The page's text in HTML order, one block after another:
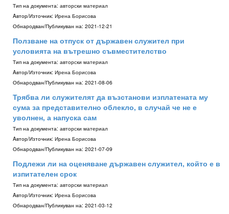
Тип на документа: авторски материал
Aвтор/Източник: Ирена Борисова
Обнародван/Публикуван на: 2021-12-21
Ползване на отпуск от държавен служител при
условията на вътрешно съвместителство
Тип на документа: авторски материал
Aвтор/Източник: Ирена Борисова
Обнародван/Публикуван на: 2021-08-06
Трябва ли служителят да възстанови изплатената му
сума за представително облекло, в случай че не е
уволнен, а напуска сам
Тип на документа: авторски материал
Aвтор/Източник: Ирена Борисова
Обнародван/Публикуван на: 2021-07-09
Подлежи ли на оценяване държавен служител, който е в
изпитателен срок
Тип на документа: авторски материал
Aвтор/Източник: Ирена Борисова
Обнародван/Публикуван на: 2021-03-12